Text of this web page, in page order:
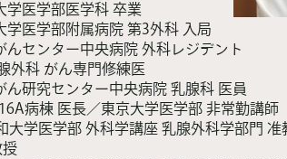
学医学部医学科 卒業
学医学部附属病院 第3外科 入局
んセンター中央病院 外科レジデント
外科 がん専門修練医
ん研究センター中央病院 乳腺科 医員
病棟 医長／東京大学医学部 非常勤講師
大学医学部 外科学講座 乳腺外科学部門 准
授